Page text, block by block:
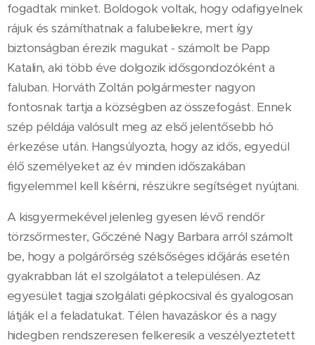
fogadtak minket. Boldogok voltak, hogy odafigyelnek
rájuk és számíthatnak a falubeliekre, mert így
biztonságban érezik magukat - számolt be Papp
Katalin, aki több éve dolgozik idősgondozóként a
faluban. Horváth Zoltán polgármester nagyon
fontosnak tartja a községben az összefogást. Ennek
szép példája valósult meg az első jelentősebb hó
érkezése után. Hangsúlyozta, hogy az idős, egyedül
élő személyeket az év minden időszakában
figyelemmel kell kísérni, részükre segítséget nyújtani.
A kisgyermekével jelenleg gyesen lévő rendőr
törzsőrmester, Gőczéné Nagy Barbara arról számolt
be, hogy a polgárőrség szélsőséges időjárás esetén
gyakrabban lát el szolgálatot a településen. Az
egyesület tagjai szolgálati gépkocsival és gyalogosan
látják el a feladatukat. Télen havazáskor és a nagy
hidegben rendszeresen felkeresik a veszélyeztetett